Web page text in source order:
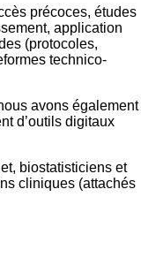
précoces, études
application
(protocoles,
technico-
avons également
d’outils digitaux
biostatisticiens et
cliniques (attachés